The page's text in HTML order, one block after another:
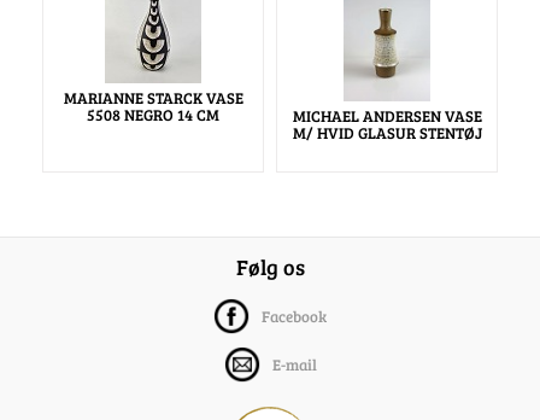
MARIANNE STARCK VASE
5508 NEGRO 14 CM MICHAEL ANDERSEN VASE
M/ HVID GLASUR STENTØJ
Følg os
Facebook
E-mail